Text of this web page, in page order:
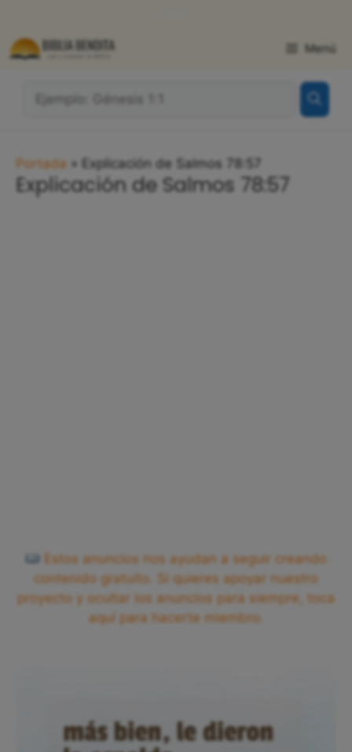
contenido
Menú
Portada » Explicación de Salmos 78:57
Explicación de Salmos 78:57
Estos anuncios nos ayudan a seguir creando
contenido gratuito. Si quieres apoyar nuestro
proyecto y ocultar los anuncios para siempre, toca
aquí para hacerte miembro.